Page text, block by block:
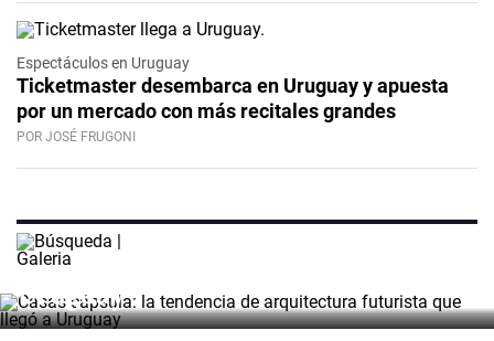
Espectáculos en Uruguay
Ticketmaster desembarca en Uruguay y apuesta
por un mercado con más recitales grandes
POR JOSÉ FRUGONI
Casas cápsula: la tendencia de
arquitectura futurista que llegó a
Uruguay